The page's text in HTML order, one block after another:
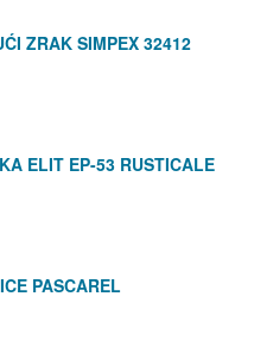
ZRAK SIMPEX 32412
ELIT EP-53 RUSTICALE
PASCAREL